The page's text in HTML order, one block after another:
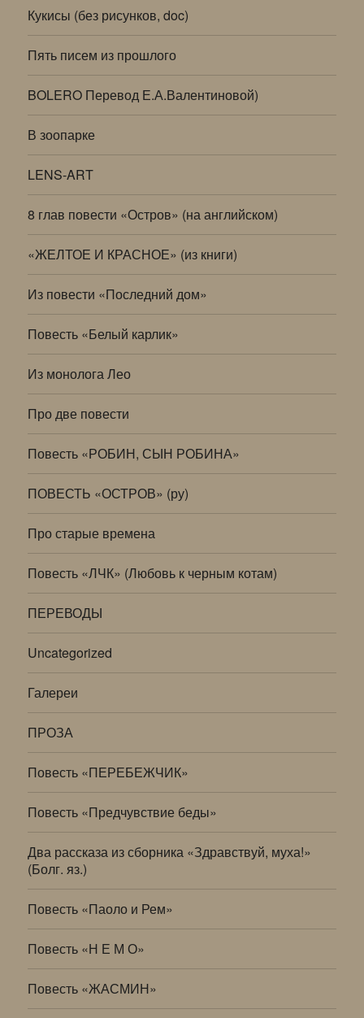
Кукисы (без рисунков, doc)
Пять писем из прошлого
BOLERO Перевод Е.А.Валентиновой)
В зоопарке
LENS-ART
8 глав повести «Остров» (на английском)
«ЖЕЛТОЕ И КРАСНОЕ» (из книги)
Из повести «Последний дом»
Повесть «Белый карлик»
Из монолога Лео
Про две повести
Повесть «РОБИН, СЫН РОБИНА»
ПОВЕСТЬ «ОСТРОВ» (ру)
Про старые времена
Повесть «ЛЧК» (Любовь к черным котам)
ПЕРЕВОДЫ
Uncategorized
Галереи
ПРОЗА
Повесть «ПЕРЕБЕЖЧИК»
Повесть «Предчувствие беды»
Два рассказа из сборника «Здравствуй, муха!»
(Болг. яз.)
Повесть «Паоло и Рем»
Повесть «Н Е М О»
Повесть «ЖАСМИН»